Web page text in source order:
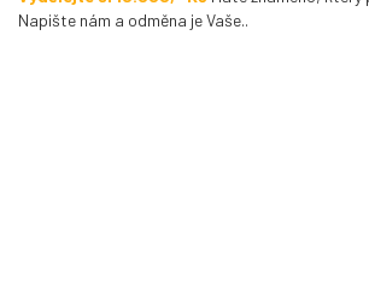
Napište nám a odměna je Vaše..